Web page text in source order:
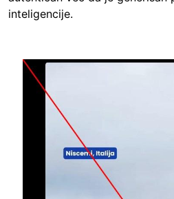
inteligencije.
Image